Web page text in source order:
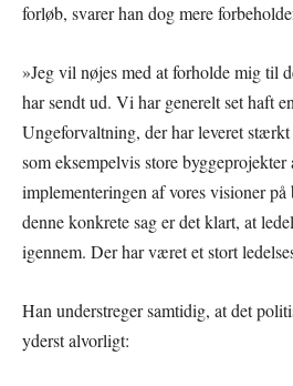
forløb, svarer han dog mere
»Jeg vil nøjes med at forholde mig til
har sendt ud. Vi har generelt set haft
Ungeforvaltning, der har leveret
som eksempelvis store
implementeringen af vores visioner
denne konkrete sag er det klart, at
igennem. Der har været et stort
Han understreger samtidig, at det
yderst alvorligt: